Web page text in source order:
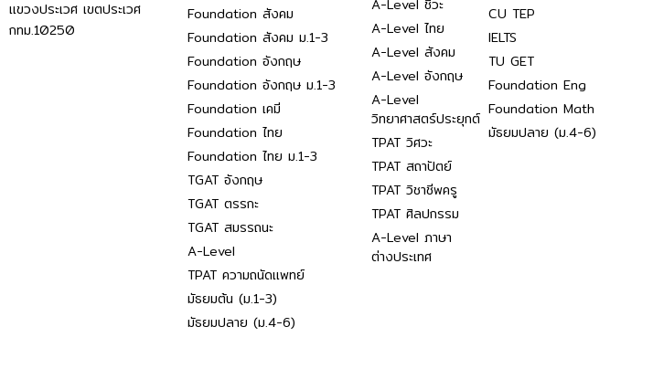
แขวงประเวศ เขตประเวศ
กทม.10250
Foundation สังคม
Foundation สังคม ม.1-3
Foundation อังกฤษ
Foundation อังกฤษ ม.1-3
Foundation เคมี
Foundation ไทย
Foundation ไทย ม.1-3
TGAT อังกฤษ
TGAT ตรรกะ
TGAT สมรรถนะ
A-Level
TPAT ความถนัดแพทย์
มัธยมต้น (ม.1-3)
มัธยมปลาย (ม.4-6)
A-Level ชีวะ
A-Level ไทย
A-Level สังคม
A-Level อังกฤษ
A-Level
วิทยาศาสตร์ประยุกต์
TPAT วิศวะ
TPAT สถาปัตย์
TPAT วิชาชีพครู
TPAT ศิลปกรรม
A-Level ภาษา
ต่างประเทศ
CU TEP
IELTS
TU GET
Foundation Eng
Foundation Math
มัธยมปลาย (ม.4-6)